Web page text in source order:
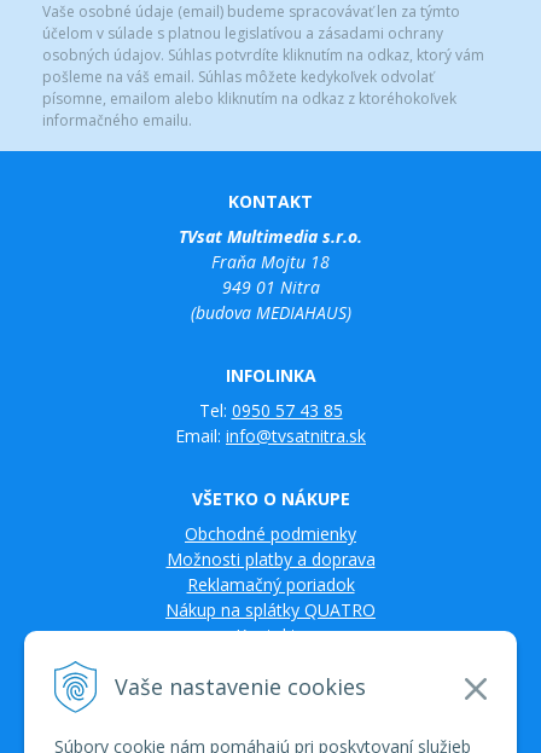
Vaše nastavenie cookies
Súbory cookie nám pomáhajú pri poskytovaní služieb
Vaše osobné údaje (email) budeme spracovávať len za týmto
účelom v súlade s platnou legislatívou a zásadami ochrany
osobných údajov. Súhlas potvrdíte kliknutím na odkaz, ktorý vám
pošleme na váš email. Súhlas môžete kedykoľvek odvolať
písomne, emailom alebo kliknutím na odkaz z ktoréhokoľvek
informačného emailu.
KONTAKT
TVsat Multimedia s.r.o.
Fraňa Mojtu 18
949 01 Nitra
(budova MEDIAHAUS)
INFOLINKA
Tel: 0950 57 43 85
Email: info@tvsatnitra.sk
VŠETKO O NÁKUPE
Obchodné podmienky
Možnosti platby a doprava
Reklamačný poriadok
Nákup na splátky QUATRO
Kontakty